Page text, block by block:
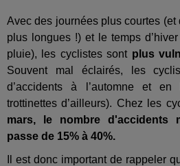
Avec des journées plus courtes
plus longues !) et le temps
pluie), les cyclistes sont plus
Souvent mal éclairés, les
d’accidents à l’automne et
trottinettes d’ailleurs). Chez les
mars, le nombre d'accidents
passe de 15% à 40%.
Il est donc important de rappeler